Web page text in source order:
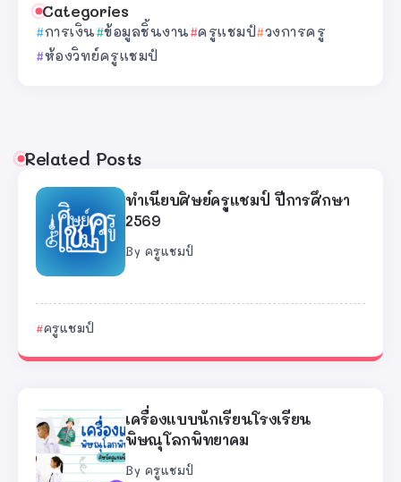
Categories
การเงิน ข้อมูลชิ้นงาน ครูแชมป์ วงการครู
ห้องวิทย์ครูแชมป์
Related Posts
ทำเนียบศิษย์ครูแชมป์ ปีการศึกษา
2569
By ครูแชมป์
ครูแชมป์
เครื่องแบบนักเรียนโรงเรียน
พิษณุโลกพิทยาคม
By ครูแชมป์